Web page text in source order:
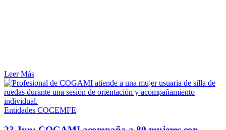
Leer Más
Entidades COCEMFE